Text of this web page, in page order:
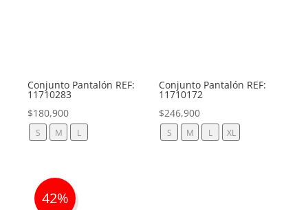
Conjunto Pantalón REF:
11710283
$180,900
S M L
Conjunto Pantalón REF:
11710172
$246,900
S M L XL
42%